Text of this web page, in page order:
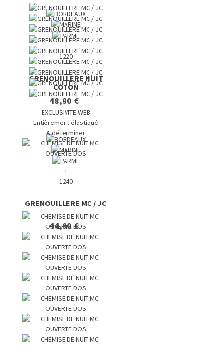
+
1220
GRENOUILLERE NUIT
COTON
48,90 €
+
1240
GRENOUILLERE MC / JC
44,90 €
EXCLUSIVITE WEB
Entièrement élastiqué
A déterminer